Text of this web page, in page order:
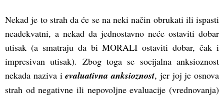
Nekad je to strah da će se na neki način obrukati ili ispasti
neadekvatni, a nekad da jednostavno neće ostaviti dobar
utisak (a smatraju da bi MORALI ostaviti dobar, čak i
impresivan utisak). Zbog toga se socijalna anksioznost
nekada naziva ievaluativna anksioznost, jer joj je osnova
strah od negativne ili nepovoljne evaluacije (vrednovanja)